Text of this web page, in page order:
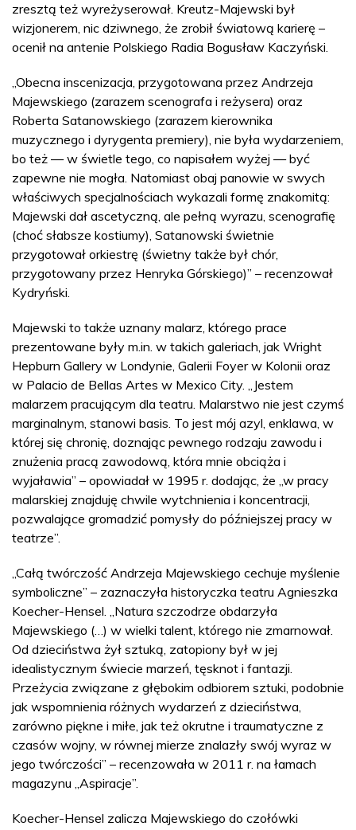
zresztą też wyreżyserował. Kreutz-Majewski był
wizjonerem, nic dziwnego, że zrobił światową karierę –
ocenił na antenie Polskiego Radia Bogusław Kaczyński.
„Obecna inscenizacja, przygotowana przez Andrzeja
Majewskiego (zarazem scenografa i reżysera) oraz
Roberta Satanowskiego (zarazem kierownika
muzycznego i dyrygenta premiery), nie była wydarzeniem,
bo też — w świetle tego, co napisałem wyżej — być
zapewne nie mogła. Natomiast obaj panowie w swych
właściwych specjalnościach wykazali formę znakomitą:
Majewski dał ascetyczną, ale pełną wyrazu, scenografię
(choć słabsze kostiumy), Satanowski świetnie
przygotował orkiestrę (świetny także był chór,
przygotowany przez Henryka Górskiego)” – recenzował
Kydryński.
Majewski to także uznany malarz, którego prace
prezentowane były m.in. w takich galeriach, jak Wright
Hepburn Gallery w Londynie, Galerii Foyer w Kolonii oraz
w Palacio de Bellas Artes w Mexico City. „Jestem
malarzem pracującym dla teatru. Malarstwo nie jest czymś
marginalnym, stanowi basis. To jest mój azyl, enklawa, w
której się chronię, doznając pewnego rodzaju zawodu i
znużenia pracą zawodową, która mnie obciąża i
wyjaławia” – opowiadał w 1995 r. dodając, że „w pracy
malarskiej znajduję chwile wytchnienia i koncentracji,
pozwalające gromadzić pomysły do późniejszej pracy w
teatrze”.
„Całą twórczość Andrzeja Majewskiego cechuje myślenie
symboliczne” – zaznaczyła historyczka teatru Agnieszka
Koecher-Hensel. „Natura szczodrze obdarzyła
Majewskiego (…) w wielki talent, którego nie zmarnował.
Od dzieciństwa żył sztuką, zatopiony był w jej
idealistycznym świecie marzeń, tęsknot i fantazji.
Przeżycia związane z głębokim odbiorem sztuki, podobnie
jak wspomnienia różnych wydarzeń z dzieciństwa,
zarówno piękne i miłe, jak też okrutne i traumatyczne z
czasów wojny, w równej mierze znalazły swój wyraz w
jego twórczości” – recenzowała w 2011 r. na łamach
magazynu „Aspiracje”.
Koecher-Hensel zalicza Majewskiego do czołówki